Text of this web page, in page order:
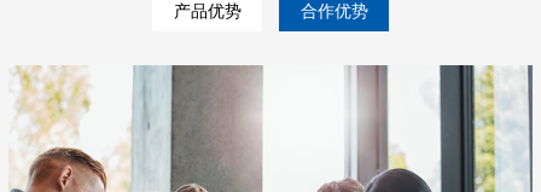
产品优势 合作优势